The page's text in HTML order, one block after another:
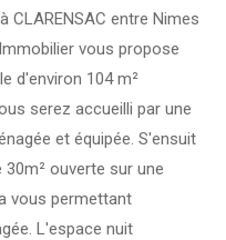
CLARENSAC entre Nimes
vous propose
d'environ 104 m²
serez accueilli par une
et équipée. S'ensuit
ouverte sur une
vous permettant
L'espace nuit